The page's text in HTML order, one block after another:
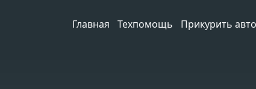
Главная Техпомощь Прикурить авто